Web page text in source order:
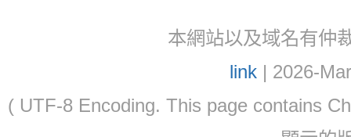
本網站以及域名有仲
link| 2026-
( UTF-8 Encoding. This page contains